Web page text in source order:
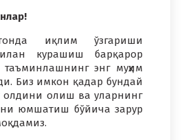
иқлим ўзгариши
курашиш барқарор
энг муҳим
Биз имкон қадар бундай
олдини олиш ва уларнинг
юмшатиш бўйича зарур